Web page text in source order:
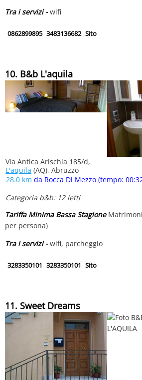
Tra i servizi -wifi
0862899895 3483136682 Sito
10. B&b L'aquila
Via Antica Arischia 185/d,
L'aquila (AQ), Abruzzo
28.0 km da Rocca Di Mezzo (tempo:
Categoria b&b: 12 letti
Tariffa Minima Bassa Stagione
per persona)
Tra i servizi -wifi, parcheggio
3283350101 3283350101 Sito
11. Sweet Dreams